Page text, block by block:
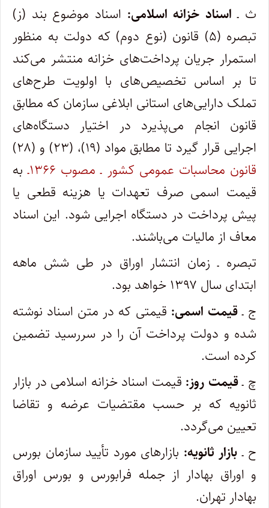
ث ـ اسناد خزانه اسلامی: اسناد موضوع بند (ز)
تبصره (۵) قانون ‌(نوع دوم) که دولت به منظور
استمرار جریان پرداخت‌های خزانه منتشر می‌کند
تا بر اساس تخصیص‌های با اولویت طرح‌های
تملک دارایی‌های استانی ابلاغی سازمان که مطابق
قانون انجام می‌پذیرد در اختیار دستگاه‌های
اجرایی قرار گیرد تا مطابق مواد (۱۹)، (۲۳) و (۲۸)
قانون محاسبات عمومی کشور ـ مصوب ۱۳۶۶ـ
به
قیمت اسمی صرف تعهدات یا هزینه قطعی یا
پیش پرداخت در دستگاه اجرایی شود. این اسناد
معاف از مالیات می‌باشند.
تبصره ـ زمان انتشار اوراق در طی شش ماهه
ابتدای سال ۱۳۹۷ خواهد بود.
ج ـقیمت اسمی: قیمتی که در متن اسناد نوشته
شده و دولت پرداخت آن را در سررسید تضمین
کرده است.
چ ـقیمت روز: قیمت اسناد خزانه اسلامی در بازار
ثانویه که بر حسب مقتضیات عرضه و تقاضا
تعیین می‌گردد.
ح ـ بازار ثانویه: بازارهای مورد تأیید سازمان بورس
و اوراق بهادار از جمله فرابورس و بورس اوراق
بهادار تهران.